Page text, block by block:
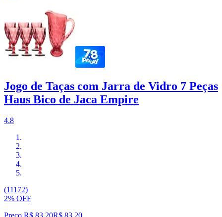
Jogo de Taças com Jarra de Vidro 7 Peças
Haus Bico de Jaca Empire
4.8
(11172)
2% OFF
Preço R$ 83,20R$ 83 20